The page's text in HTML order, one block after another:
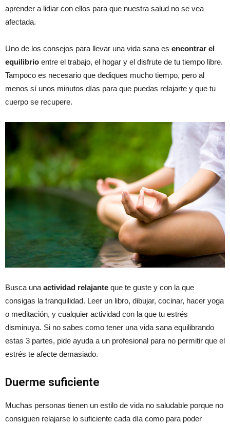
aprender a lidiar con ellos para que nuestra salud no se vea
afectada.
Uno de los consejos para llevar una vida sana es encontrar el
equilibrio entre el trabajo, el hogar y el disfrute de tu tiempo libre.
Tampoco es necesario que dediques mucho tiempo, pero al
menos sí unos minutos días para que puedas relajarte y que tu
cuerpo se recupere.
Busca unaactividad relajante que te guste y con la que
consigas la tranquilidad. Leer un libro, dibujar, cocinar, hacer yoga
o meditación, y cualquier actividad con la que tu estrés
disminuya. Si no sabes como tener una vida sana equilibrando
estas 3 partes, pide ayuda a un profesional para no permitir que el
estrés te afecte demasiado.
Duerme suficiente
Muchas personas tienen un estilo de vida no saludable porque no
consiguen relajarse lo suficiente cada día como para poder